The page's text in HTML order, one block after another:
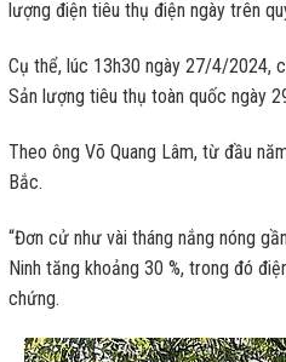
lượng điện tiêu thụ điện ngày trên
Cụ thể, lúc 13h30 ngày 27/4/2024,
Sản lượng tiêu thụ toàn quốc ngày
Theo ông Võ Quang Lâm, từ đầu
Bắc.
“Đơn cử như vài tháng nắng nóng
Ninh tăng khoảng 30 %, trong đó
chứng.